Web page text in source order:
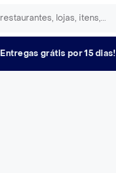
Entregas grátis por 15 dias!